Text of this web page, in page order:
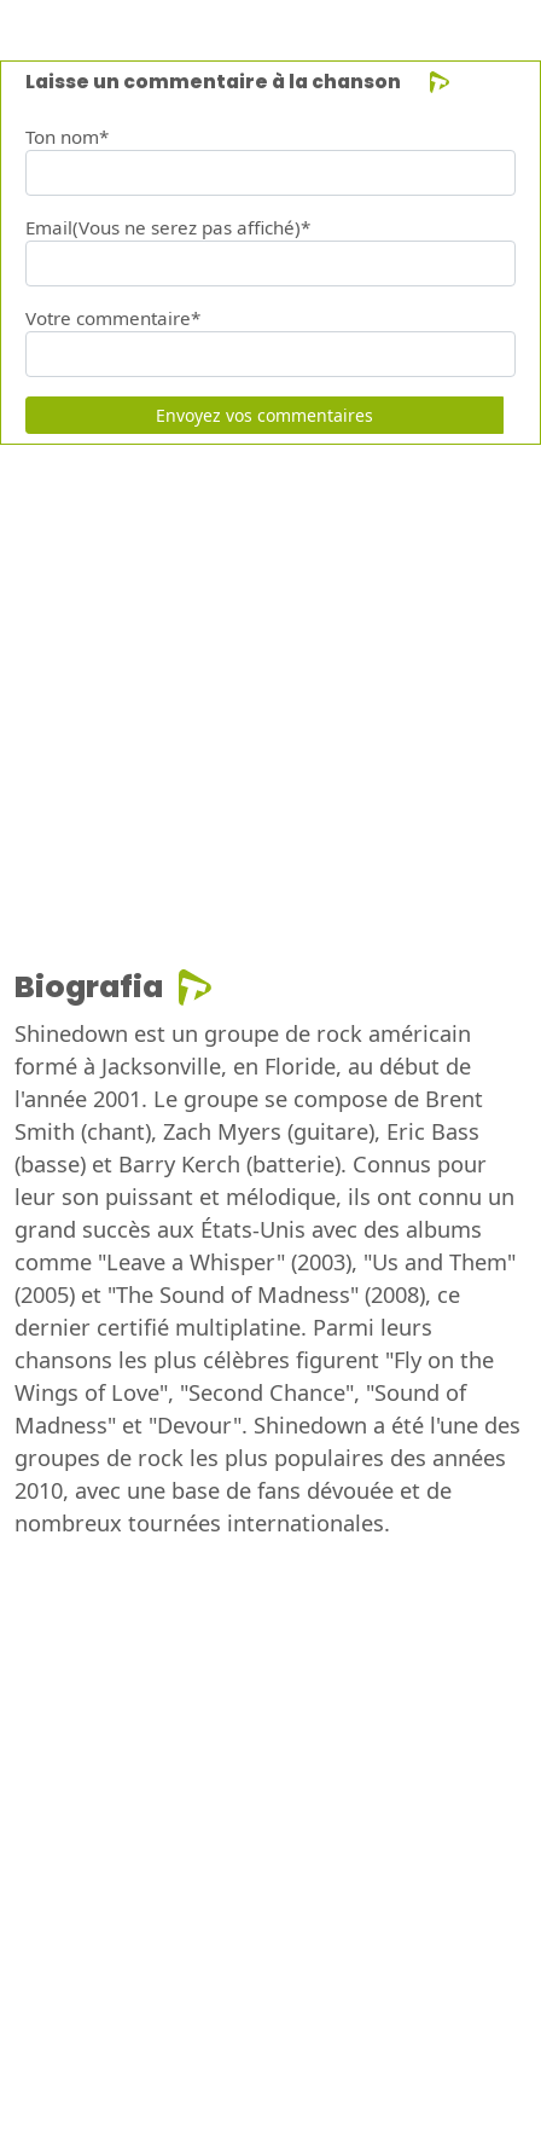
Laisse un commentaire à la chanson
Ton nom*
Email(Vous ne serez pas affiché)*
Votre commentaire*
Envoyez vos commentaires
Biografia
Shinedown est un groupe de rock américain
formé à Jacksonville, en Floride, au début de
l'année 2001. Le groupe se compose de Brent
Smith (chant), Zach Myers (guitare), Eric Bass
(basse) et Barry Kerch (batterie). Connus pour
leur son puissant et mélodique, ils ont connu un
grand succès aux États-Unis avec des albums
comme "Leave a Whisper" (2003), "Us and Them"
(2005) et "The Sound of Madness" (2008), ce
dernier certifié multiplatine. Parmi leurs
chansons les plus célèbres figurent "Fly on the
Wings of Love", "Second Chance", "Sound of
Madness" et "Devour". Shinedown a été l'une des
groupes de rock les plus populaires des années
2010, avec une base de fans dévouée et de
nombreux tournées internationales.